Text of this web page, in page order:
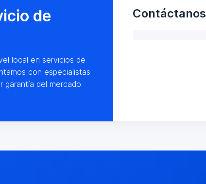
de
local en servicios de
con especialistas
del mercado.
Contáctanos